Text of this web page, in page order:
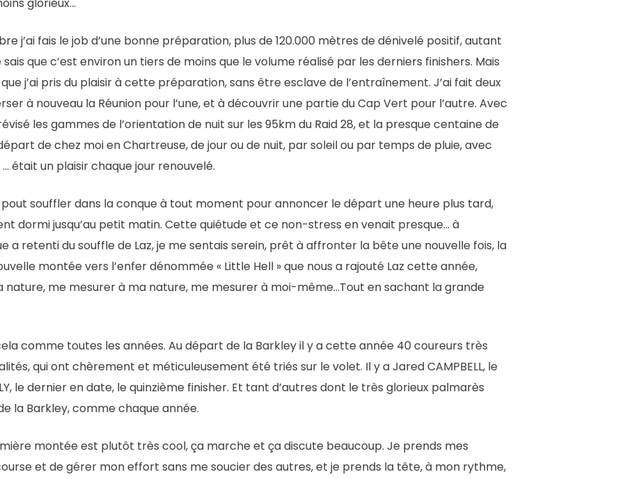
glorieux…
j’ai fais le job d’une bonne préparation, plus de 120.000 mètres de dénivelé positif, autant
que c’est environ un tiers de moins que le volume réalisé par les derniers finishers. Mais
j’ai pris du plaisir à cette préparation, sans être esclave de l’entraînement. J’ai fait deux
à nouveau la Réunion pour l’une, et à découvrir une partie du Cap Vert pour l’autre. Avec
les gammes de l’orientation de nuit sur les 95km du Raid 28, et la presque centaine de
de chez moi en Chartreuse, de jour ou de nuit, par soleil ou par temps de pluie, avec
était un plaisir chaque jour renouvelé.
pout souffler dans la conque à tout moment pour annoncer le départ une heure plus tard,
dormi jusqu’au petit matin. Cette quiétude et ce non-stress en venait presque… à
a retenti du souffle de Laz, je me sentais serein, prêt à affronter la bête une nouvelle fois, la
montée vers l’enfer dénommée « Little Hell » que nous a rajouté Laz cette année,
me mesurer à ma nature, me mesurer à moi-même…Tout en sachant la grande
comme toutes les années. Au départ de la Barkley il y a cette année 40 coureurs très
qui ont chèrement et méticuleusement été triés sur le volet. Il y a Jared CAMPBELL, le
le dernier en date, le quinzième finisher. Et tant d’autres dont le très glorieux palmarès
la Barkley, comme chaque année.
montée est plutôt très cool, ça marche et ça discute beaucoup. Je prends mes
et de gérer mon effort sans me soucier des autres, et je prends la tête, à mon rythme,